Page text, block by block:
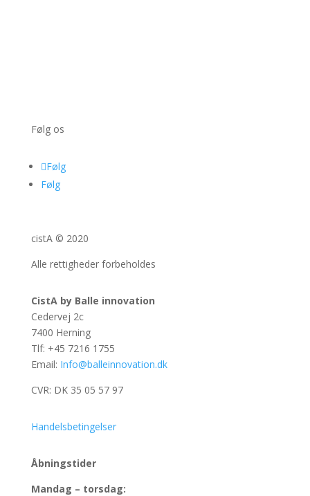
Følg os
Følg
Følg
cistA © 2020
Alle rettigheder forbeholdes
CistA by Balle innovation
Cedervej 2c
7400 Herning
Tlf: +45 7216 1755
Email: Info@balleinnovation.dk
CVR: DK 35 05 57 97
Handelsbetingelser
Åbningstider
Mandag – torsdag: